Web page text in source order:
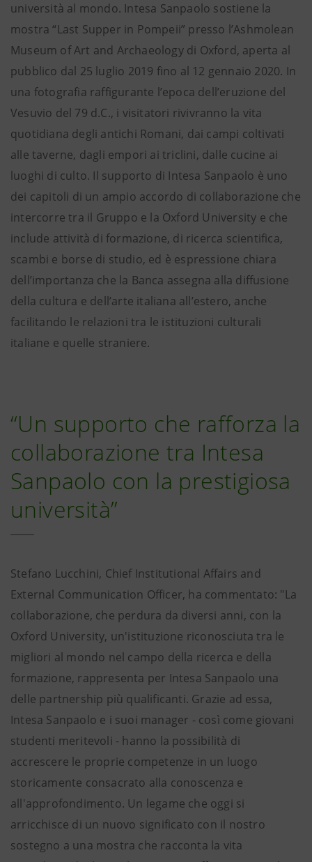
università al mondo. Intesa Sanpaolo sostiene la
mostra “Last Supper in Pompeii” presso l’Ashmolean
Museum of Art and Archaeology di Oxford, aperta al
pubblico dal 25 luglio 2019 fino al 12 gennaio 2020. In
una fotografia raffigurante l’epoca dell’eruzione del
Vesuvio del 79 d.C., i visitatori rivivranno la vita
quotidiana degli antichi Romani, dai campi coltivati
alle taverne, dagli empori ai triclini, dalle cucine ai
luoghi di culto. Il supporto di Intesa Sanpaolo è uno
dei capitoli di un ampio accordo di collaborazione che
intercorre tra il Gruppo e la Oxford University e che
include attività di formazione, di ricerca scientifica,
scambi e borse di studio, ed è espressione chiara
dell’importanza che la Banca assegna alla diffusione
della cultura e dell’arte italiana all’estero, anche
facilitando le relazioni tra le istituzioni culturali
italiane e quelle straniere.
“Un supporto che rafforza la
collaborazione tra Intesa
Sanpaolo con la prestigiosa
università”
Stefano Lucchini, Chief Institutional Affairs and
External Communication Officer, ha commentato: "La
collaborazione, che perdura da diversi anni, con la
Oxford University, un'istituzione riconosciuta tra le
migliori al mondo nel campo della ricerca e della
formazione, rappresenta per Intesa Sanpaolo una
delle partnership più qualificanti. Grazie ad essa,
Intesa Sanpaolo e i suoi manager - così come giovani
studenti meritevoli - hanno la possibilità di
accrescere le proprie competenze in un luogo
storicamente consacrato alla conoscenza e
all'approfondimento. Un legame che oggi si
arricchisce di un nuovo significato con il nostro
sostegno a una mostra che racconta la vita